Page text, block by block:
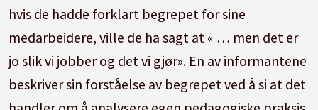
hvis de hadde forklart begrepet for sine
medarbeidere, ville de ha sagt at « … men det er
jo slik vi jobber og det vi gjør». En av informantene
beskriver sin forståelse av begrepet ved å si at det